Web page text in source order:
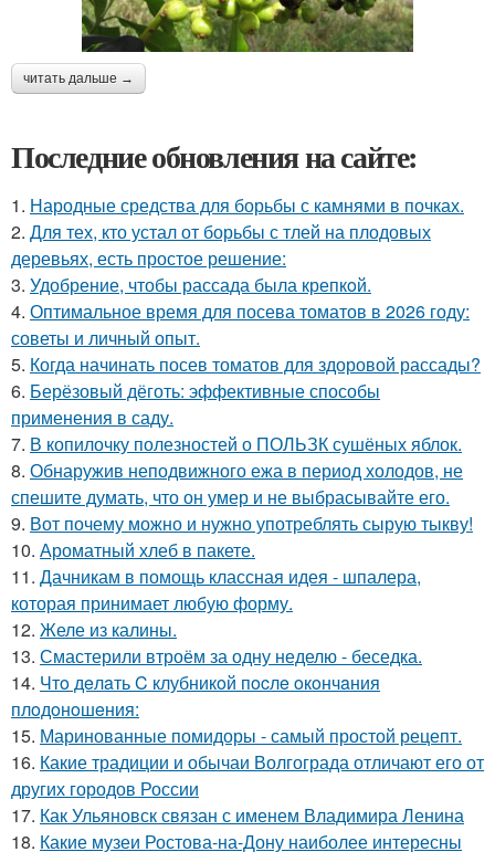
читать дальше →
Последние обновления на сайте:
1. Народные средства для борьбы с камнями в почках.
2. Для тех, кто устал от борьбы с тлей на плодовых
деревьях, есть простое решение:
3. Удобрение, чтобы рассада была крепкoй.
4. Оптимальное время для посева томатов в 2026 году:
советы и личный опыт.
5. Когда начинать посев томатов для здоровой рассады?
6. Берёзовый дёготь: эффективные способы
применения в саду.
7. В копилочку полезностей о ПОЛЬЗК сушёных яблок.
8. Обнаружив неподвижного ежа в период холодов, не
спешите думать, что он умер и не выбрасывайте его.
9. Вот почему можно и нужно употреблять сырую тыкву!
10. Ароматный хлеб в пакете.
11. Дачникам в помощь классная идея - шпалера,
которая принимает любую форму.
12. Желе из калины.
13. Смастерили втроём за одну неделю - беседка.
14. Чтo дeлaть C клубникoй пocлe oкoнчaния
плoдoнoшeния:
15. Маринованные помидоры - самый простой рецепт.
16. Какие традиции и обычаи Волгограда отличают его от
других городов России
17. Как Ульяновск связан с именем Владимира Ленина
18. Какие музеи Ростова-на-Дону наиболее интересны